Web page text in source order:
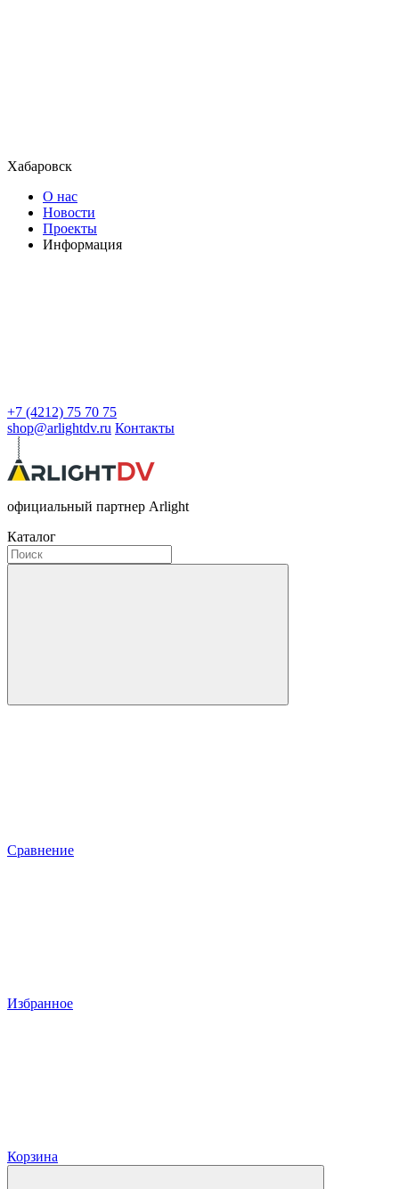
Хабаровск
О нас
Новости
Проекты
Информация
+7 (4212) 75 70 75
shop@arlightdv.ru Контакты
официальный партнер Arlight
Каталог
Сравнение
Избранное
Корзина